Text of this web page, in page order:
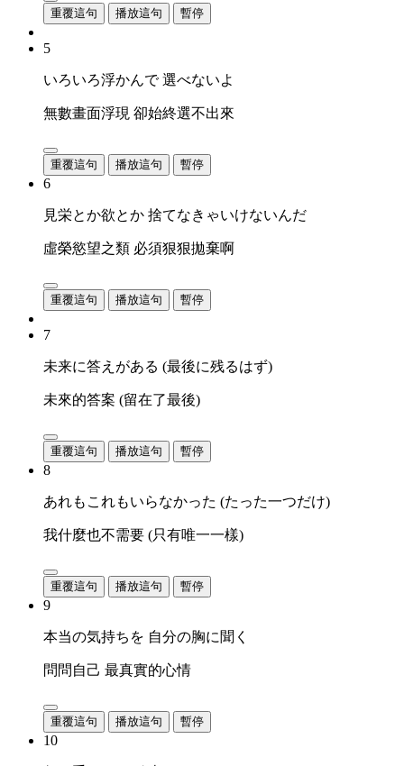
重覆這句 播放這句 暫停
5
いろいろ浮かんで 選べないよ
無數畫面浮現 卻始終選不出來
重覆這句 播放這句 暫停
6
見栄とか欲とか 捨てなきゃいけないんだ
虛榮慾望之類 必須狠狠拋棄啊
重覆這句 播放這句 暫停
7
未来に答えがある (最後に残るはず)
未來的答案 (留在了最後)
重覆這句 播放這句 暫停
8
あれもこれもいらなかった (たった一つだけ)
我什麼也不需要 (只有唯一一樣)
重覆這句 播放這句 暫停
9
本当の気持ちを 自分の胸に聞く
問問自己 最真實的心情
重覆這句 播放這句 暫停
10